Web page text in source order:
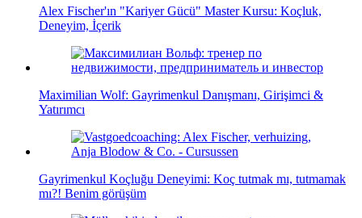
Alex Fischer'ın "Kariyer Gücü" Master Kursu: Koçluk,
Deneyim, İçerik
Maximilian Wolf: Gayrimenkul Danışmanı, Girişimci &
Yatırımcı
Gayrimenkul Koçluğu Deneyimi: Koç tutmak mı, tutmamak
mı?! Benim görüşüm